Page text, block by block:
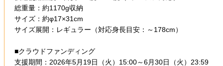
総重量：約1170g収納
サイズ：約φ17×31cm
サイズ展開：レギュラー（対応身長目安：～178cm）
■クラウドファンディング
支援期間：2026年5月19日（火）15:00～6月30日（火）23:59